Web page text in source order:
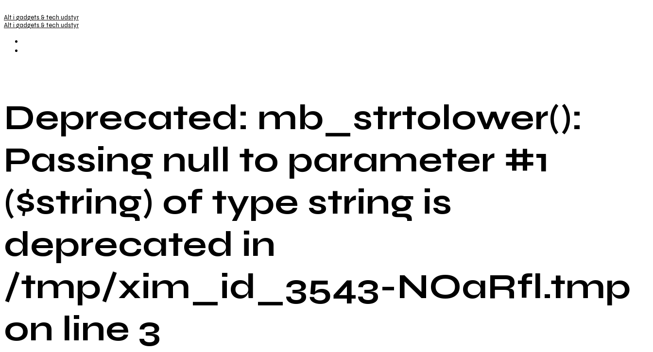
Alt i gadgets & tech udstyr
Alt i gadgets & tech udstyr
Deprecated: mb_strtolower():
Passing null to parameter #1
($string) of type string is
deprecated in
/tmp/xim_id_3543-NOaRfl.tmp
on line 3